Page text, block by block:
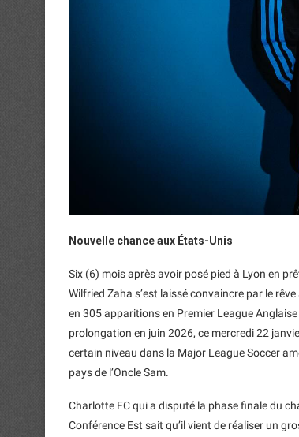
Nouvelle chance aux États-Unis
Six (6) mois après avoir posé pied à Lyon en
Wilfried Zaha s’est laissé convaincre par le
en 305 apparitions en Premier League
prolongation en juin 2026, ce mercredi 22
certain niveau dans la Major League Soccer
pays de l’Oncle Sam.
Charlotte FC qui a disputé la phase finale du
Conférence Est sait qu’il vient de réaliser un